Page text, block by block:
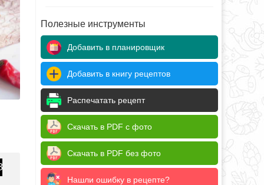
Полезные инструменты
Добавить в планировщик
Добавить в книгу рецептов
Распечатать рецепт
Скачать в PDF с фото
Скачать в PDF без фото
Нашли ошибку в рецепте?